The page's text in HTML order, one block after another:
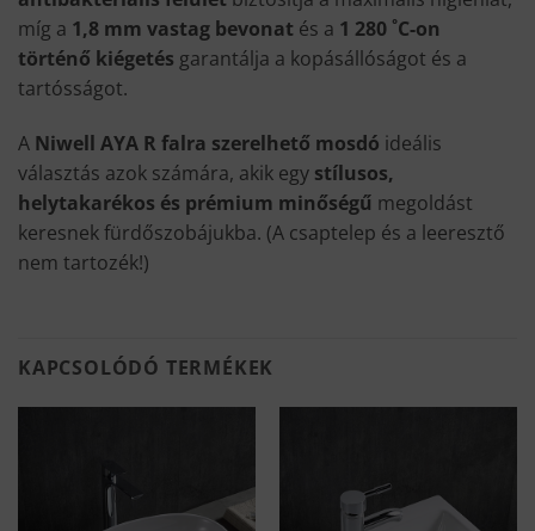
míg a 1,8 mm vastag bevonat és a 1 280 ˚C-on
történő kiégetés garantálja a kopásállóságot és a
tartósságot.
A Niwell AYA R falra szerelhető mosdó ideális
választás azok számára, akik egy stílusos,
helytakarékos és prémium minőségű megoldást
keresnek fürdőszobájukba. (A csaptelep és a leeresztő
nem tartozék!)
KAPCSOLÓDÓ TERMÉKEK